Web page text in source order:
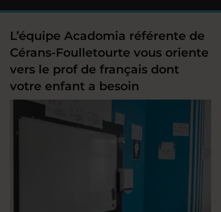
L’équipe Acadomia référente de
Cérans-Foulletourte vous oriente
vers le prof de français dont
votre enfant a besoin